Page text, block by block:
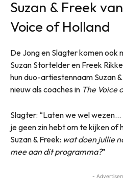
Suzan & Freek
Voice of Holland
De Jong en Slagter komen ook
Suzan Stortelder en Freek
hun duo-artiestennaam Suzan
nieuw als coaches in The Voice
Slagter: “Laten we wel wezen…
je geen zin hebt om te kijken
Suzan & Freek: wat doen jullie
mee aan dit programma?”
-